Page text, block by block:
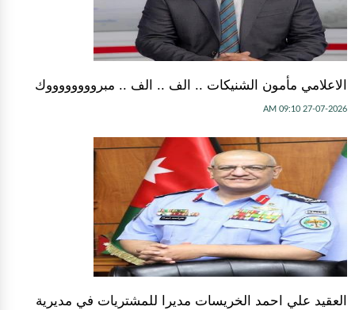
الاعلامي مأمون الشنيكات .. الف .. الف .. مبرووووووووك
27-07-2026 09:10 AM
العقيد علي احمد الخريسات مديرا للمشتريات في مديرية